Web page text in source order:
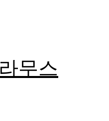
무스